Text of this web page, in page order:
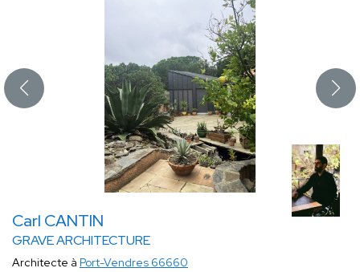
Carl CANTIN
GRAVE ARCHITECTURE
Architecte à Port-Vendres 66660